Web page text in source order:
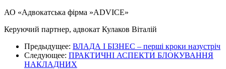
АО «Адвокатська фірма »ADVICE»
Керуючий партнер, адвокат Кулаков Віталій
Предыдущее: ВЛАДА І БІЗНЕС – перші кроки назустріч
Следующее: ПРАКТИЧНІ АСПЕКТИ БЛОКУВАННЯ
НАКЛАДНИХ